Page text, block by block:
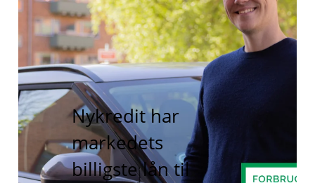
Nykredit har
markedets
billigste lån til